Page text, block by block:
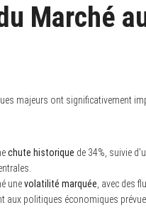
Marché
majeurs ont significativement
chute historique de 34%, suivie
unevolatilité marquée , avec des
aux politiques économiques